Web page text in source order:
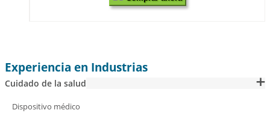
Experiencia en Industrias
Cuidado de la salud
Dispositivo médico